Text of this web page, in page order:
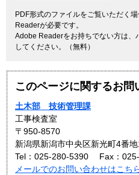
PDF形式のファイルをご覧いただく
Readerが必要です。
Adobe Readerをお持ちでない方は、
してください。（無料）
このページに関するお問
土木部 技術管理課
工事検査室
〒950-8570
新潟県新潟市中央区新光町4番
Tel：025-280-5390
Fax：
メールでのお問い合わせはこち